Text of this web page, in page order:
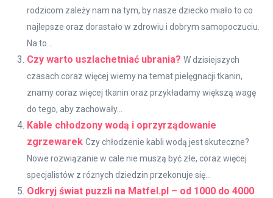
rodzicom zależy nam na tym, by nasze dziecko miało to co
najlepsze oraz dorastało w zdrowiu i dobrym samopoczuciu.
Na to...
Czy warto uszlachetniać ubrania? W dzisiejszych
czasach coraz więcej wiemy na temat pielęgnacji tkanin,
znamy coraz więcej tkanin oraz przykładamy większą wagę
do tego, aby zachowały...
Kable chłodzony wodą i oprzyrządowanie
zgrzewarek Czy chłodzenie kabli wodą jest skuteczne?
Nowe rozwiązanie w cale nie muszą być złe, coraz więcej
specjalistów z różnych dziedzin przekonuje się...
Odkryj świat puzzli na Matfel.pl – od 1000 do 4000